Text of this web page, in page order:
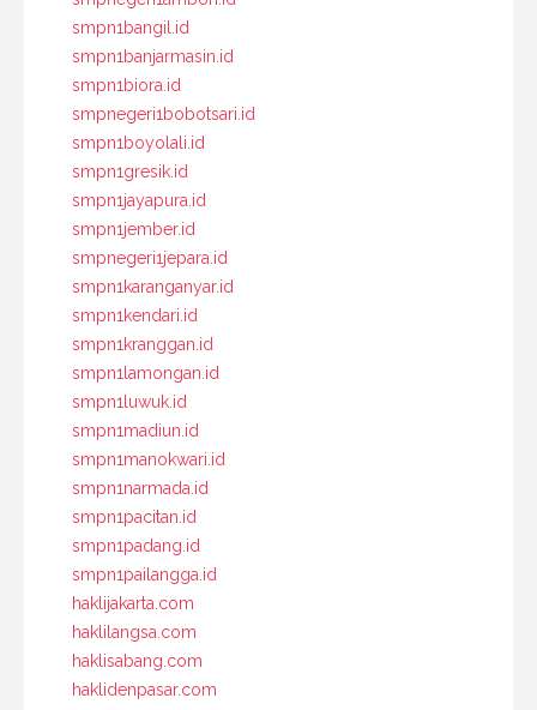
smpn1bangil.id
smpn1banjarmasin.id
smpn1biora.id
smpnegeri1bobotsari.id
smpn1boyolali.id
smpn1gresik.id
smpn1jayapura.id
smpn1jember.id
smpnegeri1jepara.id
smpn1karanganyar.id
smpn1kendari.id
smpn1kranggan.id
smpn1lamongan.id
smpn1luwuk.id
smpn1madiun.id
smpn1manokwari.id
smpn1narmada.id
smpn1pacitan.id
smpn1padang.id
smpn1pailangga.id
haklijakarta.com
haklilangsa.com
haklisabang.com
haklidenpasar.com